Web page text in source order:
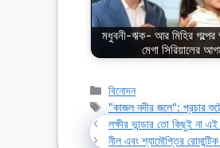
মধুবনী-ঋক- আর মিহির
মেগা সিরিয়ালের
Categories
বিনোদন
Tags
"কাজল নদীর জলে": প্রচার শুটে
লক্ষীর ভান্ডার তো কিছুই না
নীল এবং শ্যামৌপ্তির